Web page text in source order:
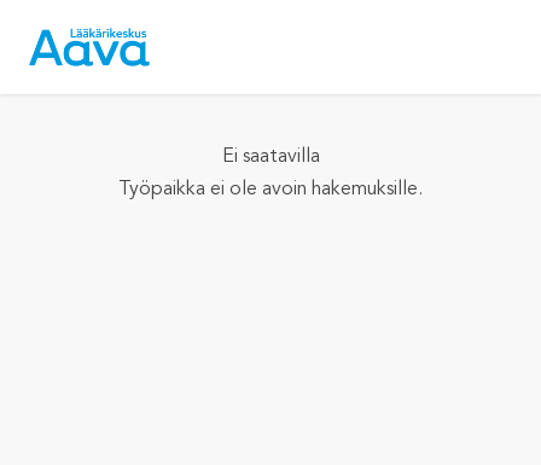
Ei saatavilla
Työpaikka ei ole avoin hakemuksille.